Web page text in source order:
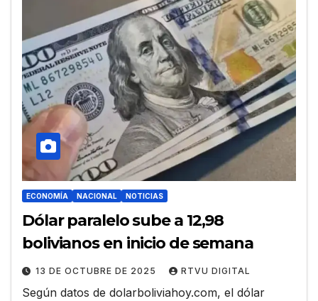
ECONOMÍA NACIONAL NOTICIAS
Dólar paralelo sube a 12,98
bolivianos en inicio de semana
13 DE OCTUBRE DE 2025 RTVU DIGITAL
Según datos de dolarboliviahoy.com, el dólar